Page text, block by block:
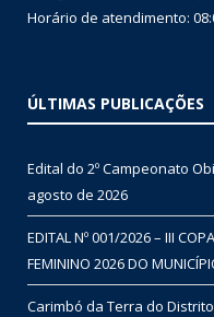
Horário de atendimento:
ÚLTIMAS PUBLICAÇÕES
Edital do 2º Campeonato
agosto de 2026
EDITAL Nº 001/2026 – III
FEMININO 2026 DO
Carimbó da Terra do